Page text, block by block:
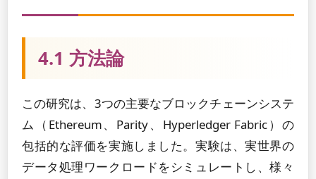
4.1 方法論
この研究は、3つの主要なブロックチェーンシステ
ム（Ethereum、Parity、Hyperledger Fabric）の
包括的な評価を実施しました。実験は、実世界の
データ処理ワークロードをシミュレートし、様々